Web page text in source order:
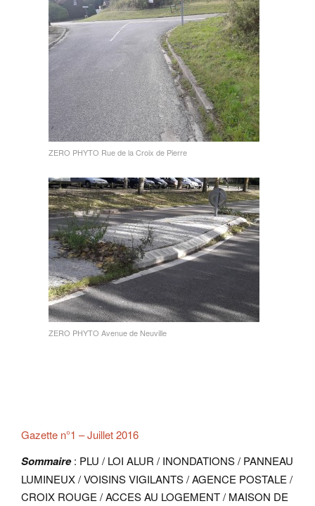
ZERO PHYTO Rue de la Croix de Pierre
ZERO PHYTO Avenue de Neuville
Gazette n°1 – Juillet 2016
Sommaire : PLU / LOI ALUR / INONDATIONS / PANNEAU
LUMINEUX / VOISINS VIGILANTS / AGENCE POSTALE /
CROIX ROUGE / ACCES AU LOGEMENT / MAISON DE